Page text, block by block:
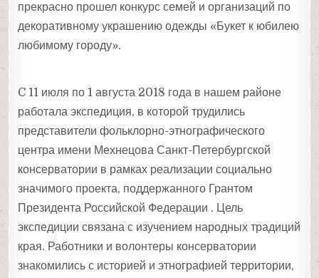
прекрасно прошел конкурс семей и организаций по
декоративному украшению одежды «Букет к юбилею
любимому городу».
C 11 июля по 1 августа 2018 года в нашем районе
работала экспедиция, в которой трудились
представители фольклорно-этнографического
центра имени Мехнецова Санкт-Петербургской
консерватории в рамках реализации социально
значимого проекта, поддержанного Грантом
Президента Российской Федерации . Цель
экспедиции связана с изучением народных традиций
края. Работники и волонтеры консерватории
знакомились с историей и этнографией территории,